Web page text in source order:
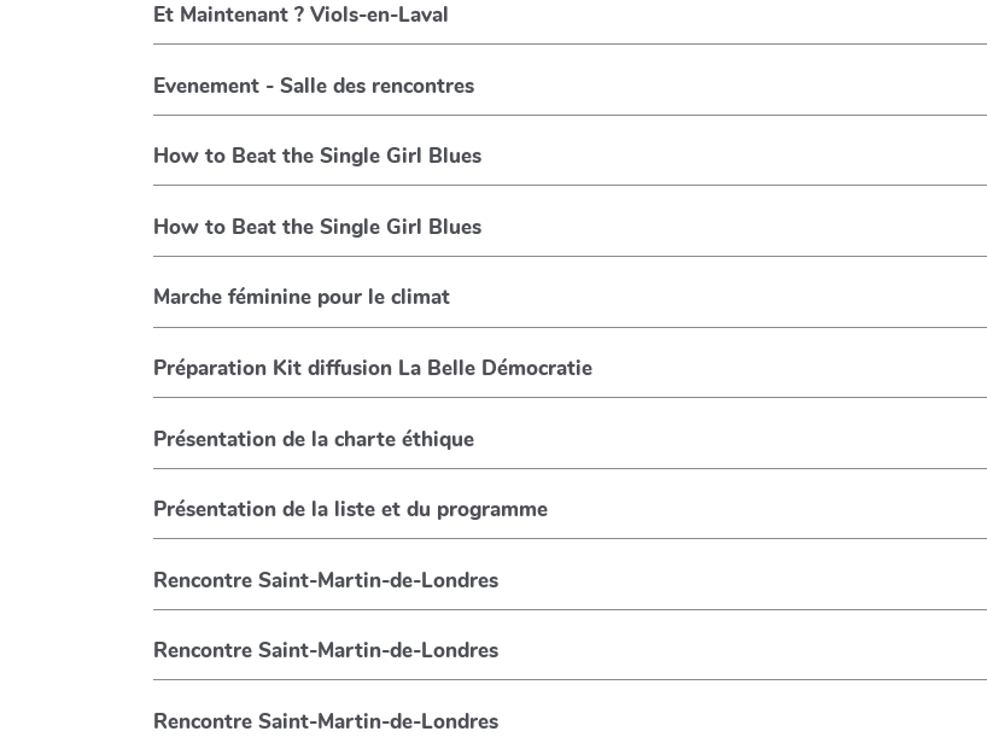
Et Maintenant ? Viols-en-Laval
Evenement - Salle des rencontres
How to Beat the Single Girl Blues
How to Beat the Single Girl Blues
Marche féminine pour le climat
Préparation Kit diffusion La Belle Démocratie
Présentation de la charte éthique
Présentation de la liste et du programme
Rencontre Saint-Martin-de-Londres
Rencontre Saint-Martin-de-Londres
Rencontre Saint-Martin-de-Londres